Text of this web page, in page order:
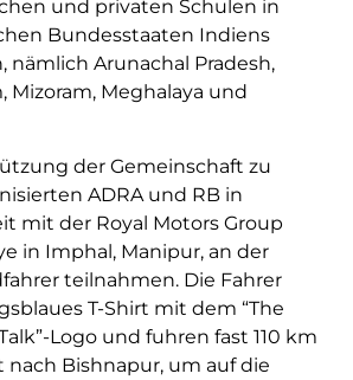
und privaten Schulen in
Bundesstaaten Indiens
nämlich Arunachal Pradesh,
Mizoram, Meghalaya und
der Gemeinschaft zu
ADRA und RB in
mit der Royal Motors Group
in Imphal, Manipur, an der
teilnahmen. Die Fahrer
T-Shirt mit dem “The
Logo und fuhren fast 110 km
nach Bishnapur, um auf die